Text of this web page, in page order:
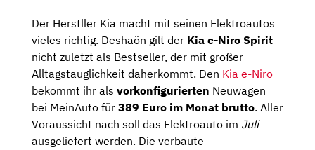
Der Herstller Kia macht mit seinen Elektroautos
vieles richtig. Deshaön gilt der Kia e-Niro Spirit
nicht zuletzt als Bestseller, der mit großer
Alltagstauglichkeit daherkommt. Den Kia e-Niro
bekommt ihr als vorkonfigurierten Neuwagen
bei MeinAuto für 389 Euro im Monat brutto. Aller
Voraussicht nach soll das Elektroauto im Juli
ausgeliefert werden. Die verbaute